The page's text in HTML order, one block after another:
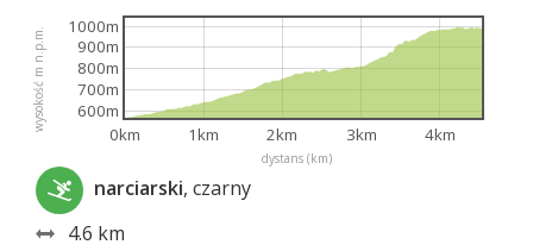
dystans (km)
wysokość m n.p.m.
0km 1km 2km 3km 4km
600m
700m
800m
900m
1000m
narciarski, czarny
4.6 km